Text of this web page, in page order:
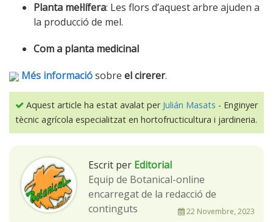
Planta mel·lífera: Les flors d’aquest arbre ajuden a
la producció de mel.
Com a planta medicinal
Més informaciósobre el cirerer.
Aquest article ha estat avalat per Julián Masats - Enginyer
tècnic agrícola especialitzat en hortofructicultura i jardineria.
Escrit per Editorial
Equip de Botanical-online
encarregat de la redacció de
continguts
22 Novembre, 2023